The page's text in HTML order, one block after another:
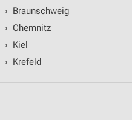
› Braunschweig
› Chemnitz
› Kiel
› Krefeld